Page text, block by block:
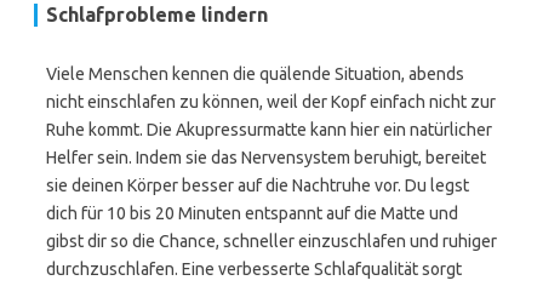
Schlafprobleme lindern
Viele Menschen kennen die quälende Situation, abends
nicht einschlafen zu können, weil der Kopf einfach nicht zur
Ruhe kommt. Die Akupressurmatte kann hier ein natürlicher
Helfer sein. Indem sie das Nervensystem beruhigt, bereitet
sie deinen Körper besser auf die Nachtruhe vor. Du legst
dich für 10 bis 20 Minuten entspannt auf die Matte und
gibst dir so die Chance, schneller einzuschlafen und ruhiger
durchzuschlafen. Eine verbesserte Schlafqualität sorgt